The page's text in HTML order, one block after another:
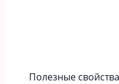
Полезные